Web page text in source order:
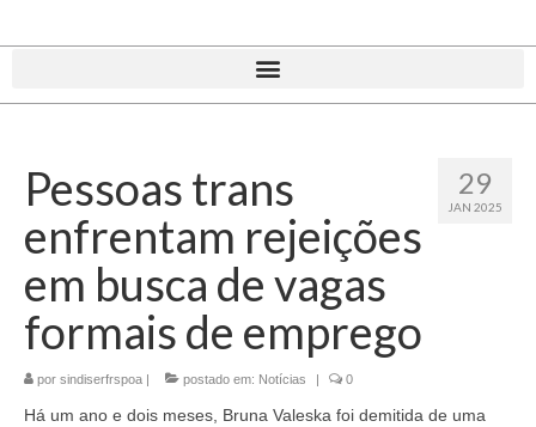
29
JAN 2025
Pessoas trans
enfrentam rejeições
em busca de vagas
formais de emprego
por sindiserfrspoa | postado em: Notícias | 0
Há um ano e dois meses, Bruna Valeska foi demitida de uma